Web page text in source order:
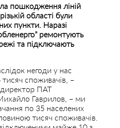
пошкодження ліній
області були
пункти. Наразі
ремонтують
та підключають
негоди у нас
споживачів, –
директор ПАТ
Гаврилов, – ми
по 35 населених
тисяч споживачів.